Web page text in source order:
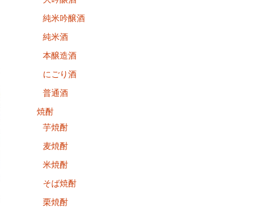
純米吟醸酒
純米酒
本醸造酒
にごり酒
普通酒
焼酎
芋焼酎
麦焼酎
米焼酎
そば焼酎
栗焼酎